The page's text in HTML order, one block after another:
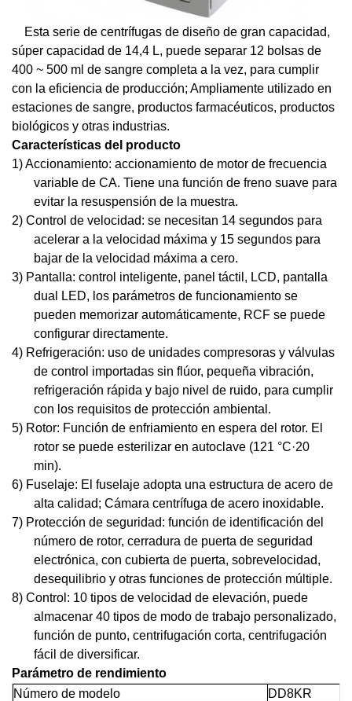
Esta serie de centrífugas de diseño de gran capacidad,
súper capacidad de 14,4 L, puede separar 12 bolsas de
400 ~ 500 ml de sangre completa a la vez, para cumplir
con la eficiencia de producción; Ampliamente utilizado en
estaciones de sangre, productos farmacéuticos, productos
biológicos y otras industrias.
Características del producto
1) Accionamiento: accionamiento de motor de frecuencia
variable de CA. Tiene una función de freno suave para
evitar la resuspensión de la muestra.
2) Control de velocidad: se necesitan 14 segundos para
acelerar a la velocidad máxima y 15 segundos para
bajar de la velocidad máxima a cero.
3) Pantalla: control inteligente, panel táctil, LCD, pantalla
dual LED, los parámetros de funcionamiento se
pueden memorizar automáticamente, RCF se puede
configurar directamente.
4) Refrigeración: uso de unidades compresoras y válvulas
de control importadas sin flúor, pequeña vibración,
refrigeración rápida y bajo nivel de ruido, para cumplir
con los requisitos de protección ambiental.
5) Rotor: Función de enfriamiento en espera del rotor. El
rotor se puede esterilizar en autoclave (121 °C·20
min).
6) Fuselaje: El fuselaje adopta una estructura de acero de
alta calidad; Cámara centrífuga de acero inoxidable.
7) Protección de seguridad: función de identificación del
número de rotor, cerradura de puerta de seguridad
electrónica, con cubierta de puerta, sobrevelocidad,
desequilibrio y otras funciones de protección múltiple.
8) Control: 10 tipos de velocidad de elevación, puede
almacenar 40 tipos de modo de trabajo personalizado,
función de punto, centrifugación corta, centrifugación
fácil de diversificar.
Parámetro de rendimiento
Número de modelo
DD8KR